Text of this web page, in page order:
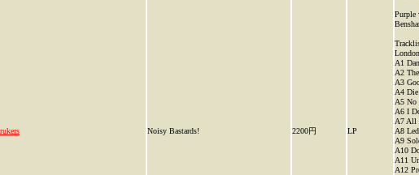
Noisy Bastards! 2200円 LP
Purple
A1
A2
A3
A4
A5 No
A6 I
A7 All
A8
A9
A10
A11
A12